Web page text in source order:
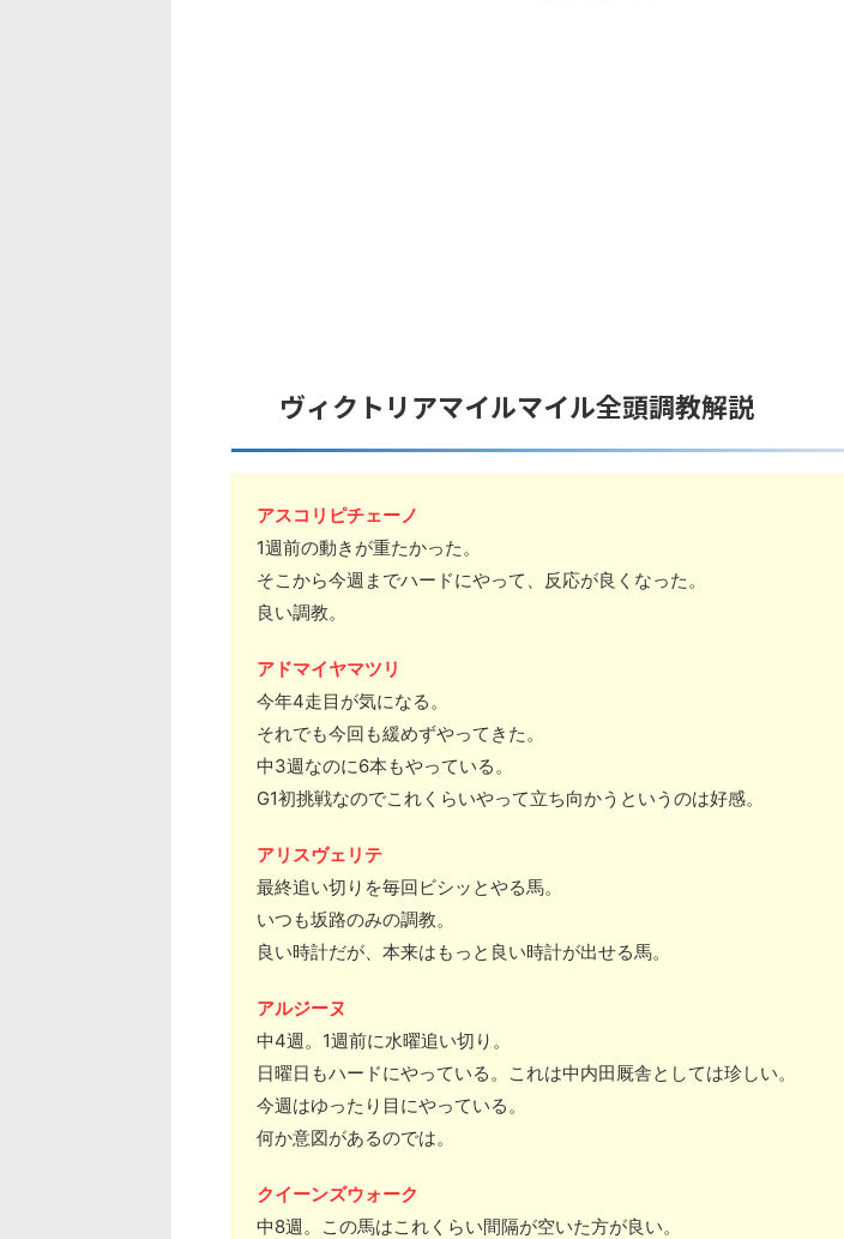
ヴィクトリアマイルマイル全頭調教解説
アスコリピチェーノ
1週前の動きが重たかった。
そこから今週までハードにやって、反応が良くなった。
良い調教。
アドマイヤマツリ
今年4走目が気になる。
それでも今回も緩めずやってきた。
中3週なのに6本もやっている。
G1初挑戦なのでこれくらいやって立ち向かうというのは好感。
アリスヴェリテ
最終追い切りを毎回ビシッとやる馬。
いつも坂路のみの調教。
良い時計だが、本来はもっと良い時計が出せる馬。
アルジーヌ
中4週。1週前に水曜追い切り。
日曜日もハードにやっている。これは中内田厩舎としては珍しい。
今週はゆったり目にやっている。
何か意図があるのでは。
クイーンズウォーク
中8週。この馬はこれくらい間隔が空いた方が良い。